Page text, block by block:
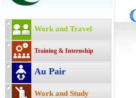
Work and Travel
Training & Internship
Au Pair
Work and Study